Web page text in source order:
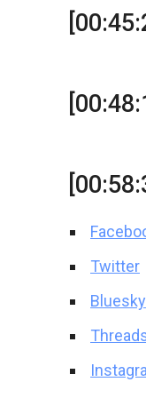
Twitter
Bluesky